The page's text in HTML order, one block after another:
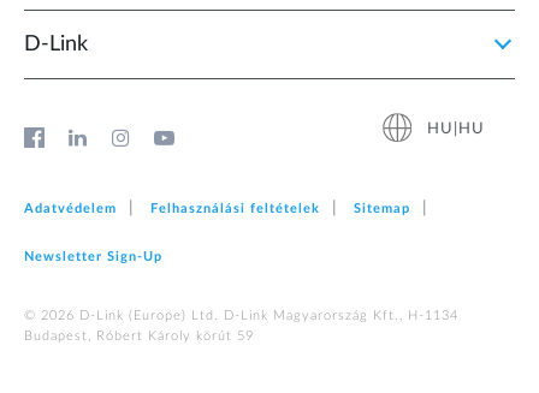
D‑Link
HU|HU
Adatvédelem Felhasználási feltételek Sitemap
Newsletter Sign‑Up
© 2026 D‑Link (Europe) Ltd. D-Link Magyarország Kft., H-1134
Budapest, Róbert Károly körút 59